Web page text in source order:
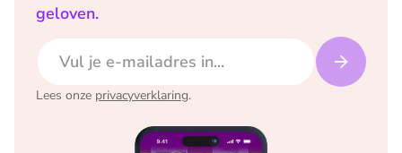
geloven.
Lees onze privacyverklaring.